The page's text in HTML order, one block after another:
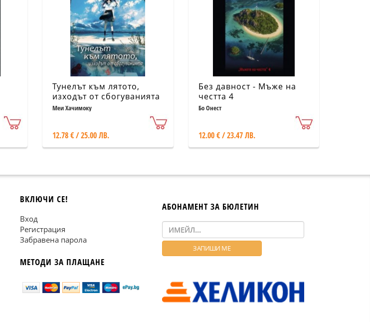
Тунелът към лятото,
изходът от сбогуванията
Меи Хачимоку
12.78 € / 25.00 ЛВ.
Без давност - Мъже на
честта 4
Бо Онест
12.00 € / 23.47 ЛВ.
ВКЛЮЧИ СЕ!
Вход
Регистрация
Забравена парола
МЕТОДИ ЗА ПЛАЩАНЕ
АБОНАМЕНТ ЗА БЮЛЕТИН